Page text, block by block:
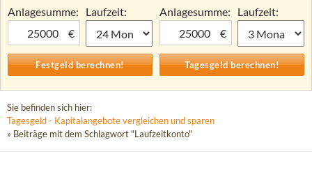
Anlagesumme:
€
Laufzeit:
Anlagesumme:
€
Laufzeit:
Sie befinden sich hier:
Tagesgeld - Kapitalangebote vergleichen und sparen
» Beiträge mit dem Schlagwort "Laufzeitkonto"